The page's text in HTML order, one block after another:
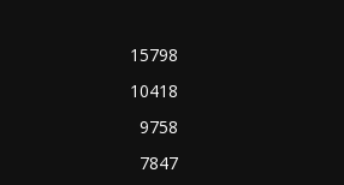
15798
10418
9758
7847